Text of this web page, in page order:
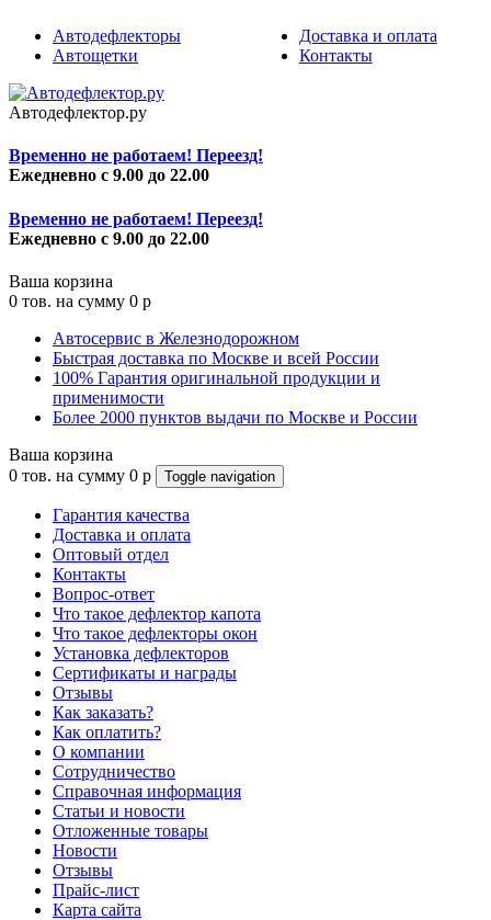
Автодефлекторы
Автощетки
Доставка и оплата
Контакты
Автодефлектор.ру
Временно не работаем! Переезд!
Ежедневно с 9.00 до 22.00
Временно не работаем! Переезд!
Ежедневно с 9.00 до 22.00
Ваша корзина
0 тов. на сумму 0 p
Автосервис в Железнодорожном
Быстрая доставка по Москве и всей России
100% Гарантия оригинальной продукции и
применимости
Более 2000 пунктов выдачи по Москве и России
Ваша корзина
0 тов. на сумму 0 p Toggle navigation
Гарантия качества
Доставка и оплата
Оптовый отдел
Контакты
Вопрос-ответ
Что такое дефлектор капота
Что такое дефлекторы окон
Установка дефлекторов
Сертификаты и награды
Отзывы
Как заказать?
Как оплатить?
О компании
Сотрудничество
Справочная информация
Статьи и новости
Отложенные товары
Новости
Отзывы
Прайс-лист
Карта сайта